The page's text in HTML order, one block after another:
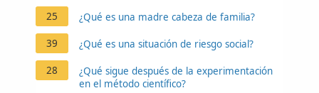
25 ¿Qué es una madre cabeza de familia?
39 ¿Qué es una situación de riesgo social?
28
¿Qué sigue después de la experimentación
en el método científico?